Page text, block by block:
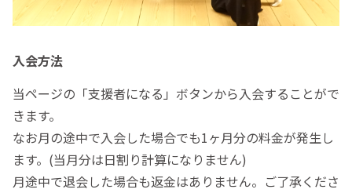
入会方法
当ページの「支援者になる」ボタンから入会することがで
きます。
なお月の途中で入会した場合でも1ヶ月分の料金が発生し
ます。(当月分は日割り計算になりません)
月途中で退会した場合も返金はありません。ご了承くださ